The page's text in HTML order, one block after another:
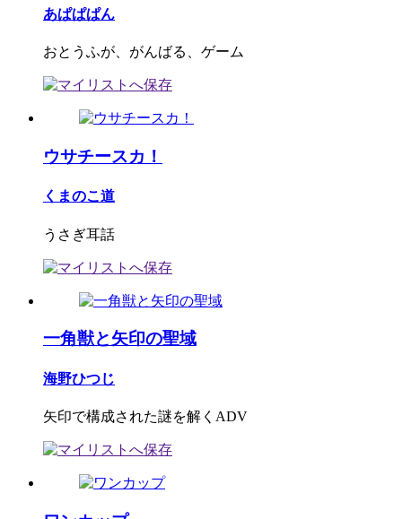
あぱぱぱん
おとうふが、がんばる、ゲーム
ウサチースカ！
くまのこ道
うさぎ耳話
一角獣と矢印の聖域
海野ひつじ
矢印で構成された謎を解くADV